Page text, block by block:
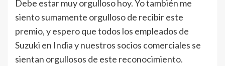
Debe estar muy orgulloso hoy. Yo también me
siento sumamente orgulloso de recibir este
premio, y espero que todos los empleados de
Suzuki en India y nuestros socios comerciales se
sientan orgullosos de este reconocimiento.